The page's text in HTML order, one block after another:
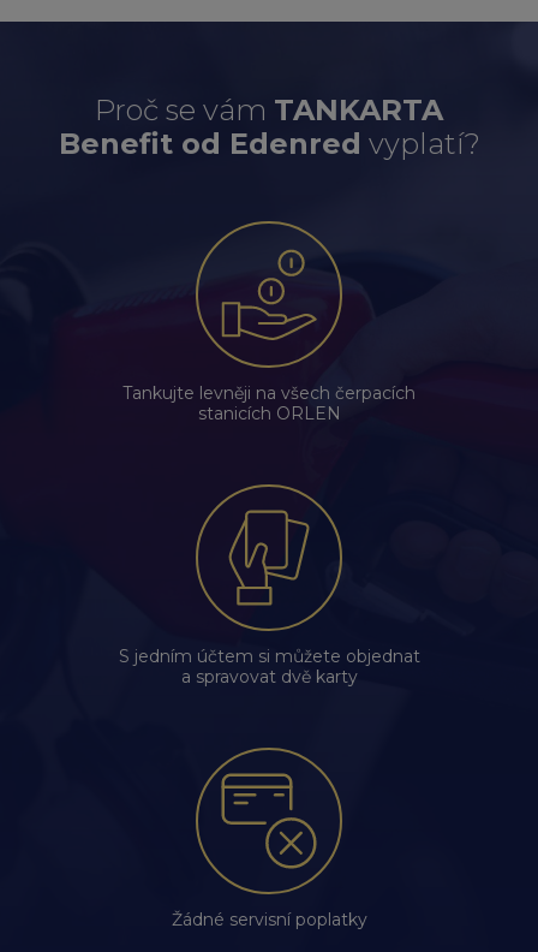
Proč se vám TANKARTA
Benefit od Edenred vyplatí?
Tankujte levněji na všech čerpacích
stanicích ORLEN
S jedním účtem si můžete objednat
a spravovat dvě karty
Žádné servisní poplatky